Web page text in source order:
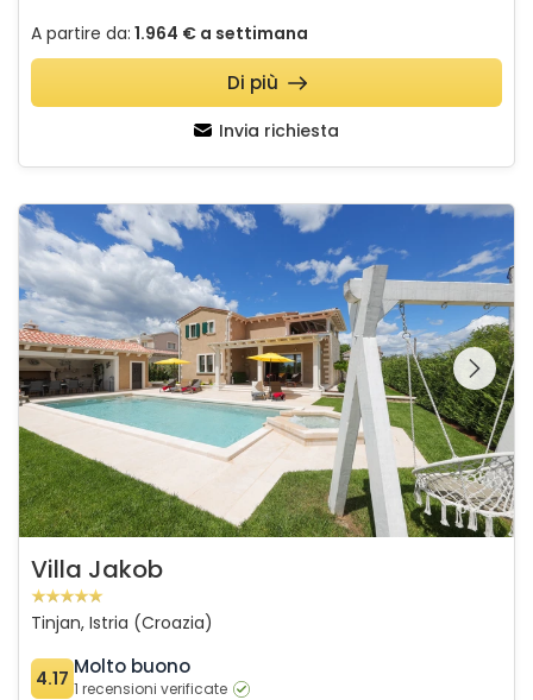
A partire da: 1.964 € a settimana
Invia richiesta
Di più
Villa Jakob
Guardate l'intera
galleria sulla
Villa Jakob
Tinjan, Istria (Croazia)
4.17 Molto buono
1 recensioni verificate